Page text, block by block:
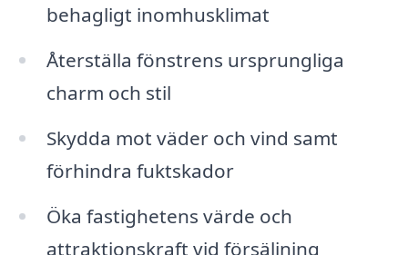
behagligt inomhusklimat
Återställa fönstrens ursprungliga
charm och stil
Skydda mot väder och vind samt
förhindra fuktskador
Öka fastighetens värde och
attraktionskraft vid försäljning